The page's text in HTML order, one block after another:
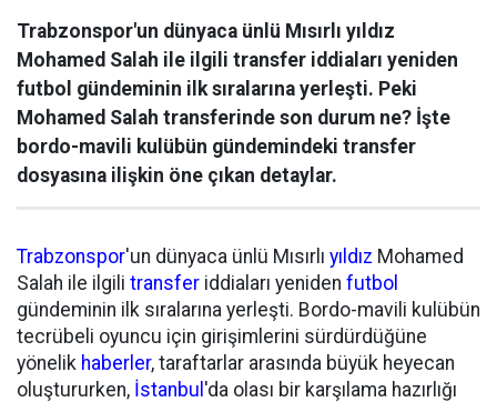
Trabzonspor'un dünyaca ünlü Mısırlı yıldız
Mohamed Salah ile ilgili transfer iddiaları yeniden
futbol gündeminin ilk sıralarına yerleşti. Peki
Mohamed Salah transferinde son durum ne? İşte
bordo-mavili kulübün gündemindeki transfer
dosyasına ilişkin öne çıkan detaylar.
Trabzonspor'un dünyaca ünlü Mısırlı yıldız Mohamed
Salah ile ilgili transfer iddiaları yeniden futbol
gündeminin ilk sıralarına yerleşti. Bordo-mavili kulübün
tecrübeli oyuncu için girişimlerini sürdürdüğüne
yönelik haberler, taraftarlar arasında büyük heyecan
oluştururken, İstanbul 'da olası bir karşılama hazırlığı